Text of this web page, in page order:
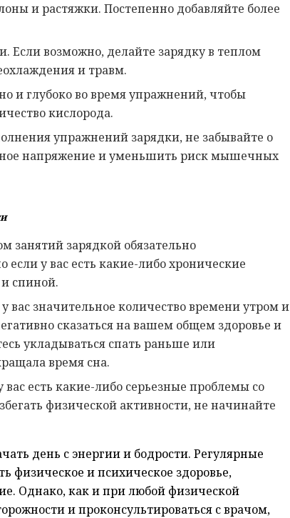
и растяжки. Постепенно добавляйте более
Если возможно, делайте зарядку в теплом
и травм.
и глубоко во время упражнений, чтобы
кислорода.
упражнений зарядки, не забывайте о
напряжение и уменьшить риск мышечных
занятий зарядкой обязательно
если у вас есть какие-либо хронические
спиной.
вас значительное количество времени утром и
сказаться на вашем общем здоровье и
укладываться спать раньше или
время сна.
вас есть какие-либо серьезные проблемы со
физической активности, не начинайте
день с энергии и бодрости. Регулярные
и психическое здоровье,
Однако, как и при любой физической
и проконсультироваться с врачом,